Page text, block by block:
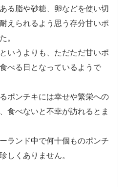
る脂や砂糖、卵などを使い切
えられるよう思う存分甘いポ
。
いうよりも、ただただ甘いポ
べる日となっているようで
ポンチキには幸せや繁栄への
食べないと不幸が訪れるとま
ランド中で何十個ものポンチ
しくありません。